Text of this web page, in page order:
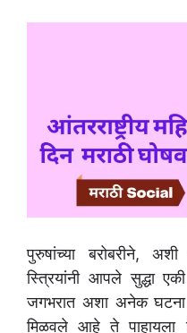
पुरुषांच्या बरोबरीने,
स्त्रियांनी आपले सुद्धा
जगभरात अशा अनेक घटना
मिळवले आहे ते पाहायला